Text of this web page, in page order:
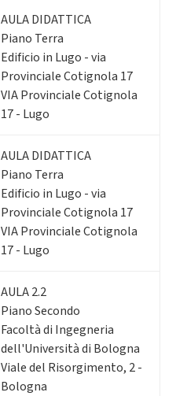
AULA DIDATTICA
Piano Terra
Edificio in Lugo - via
Provinciale Cotignola 17
VIA Provinciale Cotignola
17 - Lugo
AULA DIDATTICA
Piano Terra
Edificio in Lugo - via
Provinciale Cotignola 17
VIA Provinciale Cotignola
17 - Lugo
AULA 2.2
Piano Secondo
Facoltà di Ingegneria
dell'Università di Bologna
Viale del Risorgimento, 2 -
Bologna